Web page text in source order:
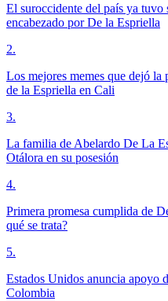
El suroccidente del país ya tuvo
encabezado por De la Espriella
2.
Los mejores memes que dejó
de la Espriella en Cali
3.
La familia de Abelardo De La
Otálora en su posesión
4.
Primera promesa cumplida de
qué se trata?
5.
Estados Unidos anuncia apoyo
Colombia